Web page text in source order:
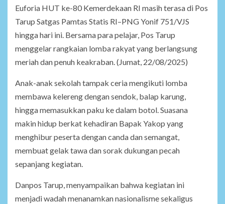
Euforia HUT ke-80 Kemerdekaan RI masih terasa di Pos
Tarup Satgas Pamtas Statis RI–PNG Yonif 751/VJS
hingga hari ini. Bersama para pelajar, Pos Tarup
menggelar rangkaian lomba rakyat yang berlangsung
meriah dan penuh keakraban. (Jumat, 22/08/2025)
Anak-anak sekolah tampak ceria mengikuti lomba
membawa kelereng dengan sendok, balap karung,
hingga memasukkan paku ke dalam botol. Suasana
makin hidup berkat kehadiran Bapak Yakop yang
menghibur peserta dengan canda dan semangat,
membuat gelak tawa dan sorak dukungan pecah
sepanjang kegiatan.
Danpos Tarup, menyampaikan bahwa kegiatan ini
menjadi wadah menanamkan nasionalisme sekaligus